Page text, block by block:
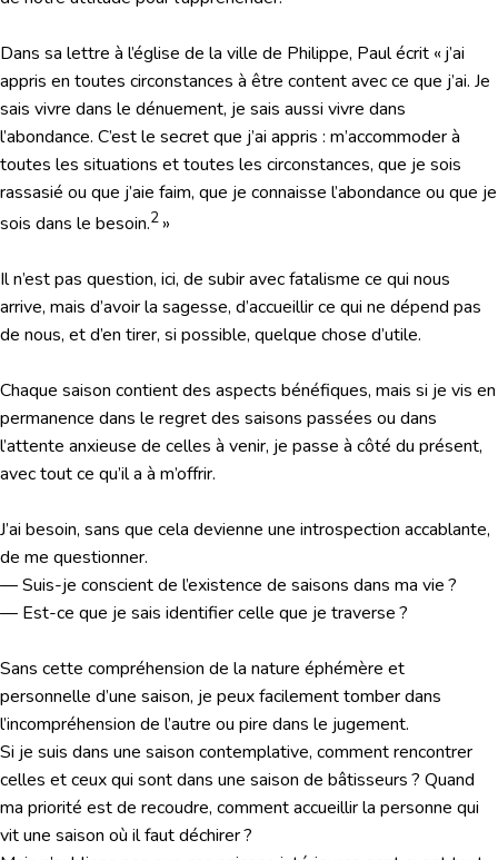
Dans sa lettre à l’église de la ville de Philippe, Paul écrit « j’ai
appris en toutes circonstances à être content avec ce que j’ai. Je
sais vivre dans le dénuement, je sais aussi vivre dans
l’abondance. C’est le secret que j’ai appris : m’accommoder à
toutes les situations et toutes les circonstances, que je sois
rassasié ou que j’aie faim, que je connaisse l’abondance ou que je
sois dans le besoin.2 »
Il n’est pas question, ici, de subir avec fatalisme ce qui nous
arrive, mais d’avoir la sagesse, d’accueillir ce qui ne dépend pas
de nous, et d’en tirer, si possible, quelque chose d’utile.
Chaque saison contient des aspects bénéfiques, mais si je vis en
permanence dans le regret des saisons passées ou dans
l’attente anxieuse de celles à venir, je passe à côté du présent,
avec tout ce qu’il a à m’offrir.
J’ai besoin, sans que cela devienne une introspection accablante,
de me questionner.
— Suis-je conscient de l’existence de saisons dans ma vie ?
— Est-ce que je sais identifier celle que je traverse ?
Sans cette compréhension de la nature éphémère et
personnelle d’une saison, je peux facilement tomber dans
l’incompréhension de l’autre ou pire dans le jugement.
Si je suis dans une saison contemplative, comment rencontrer
celles et ceux qui sont dans une saison de bâtisseurs ? Quand
ma priorité est de recoudre, comment accueillir la personne qui
vit une saison où il faut déchirer ?